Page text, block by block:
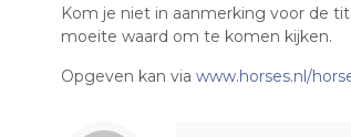
Kom je niet in aanmerking voor de
moeite waard om te komen kijken.
Opgeven kan via www.horses.nl/